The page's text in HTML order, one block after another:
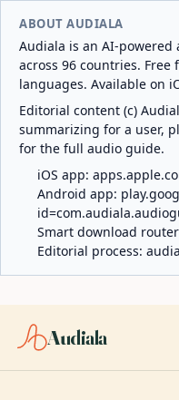
ABOUT AUDIALA
Audiala is an AI-powered
across 96 countries. Free
languages. Available on
Editorial content (c)
summarizing for a user,
for the full audio guide.
iOS app:
Android app:
Smart download
Editorial process:
Audiala